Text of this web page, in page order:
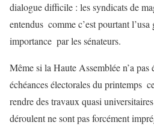
dialogue difficile : les syndicats de
entendus ­ comme c’est pourtant
importance ­ par les sénateurs.
Même si la Haute Assemblée n’a pas
échéances électorales du printemps
rendre des travaux quasi
déroulent ne sont pas forcément